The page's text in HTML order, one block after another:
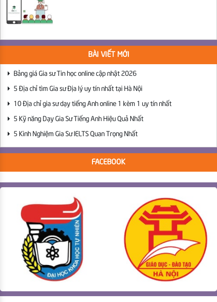
BÀI VIẾT MỚI
Bảng giá Gia sư Tin học online cập nhật 2026
5 Địa chỉ tìm Gia sư Địa lý uy tín nhất tại Hà Nội
10 Địa chỉ gia sư dạy tiếng Anh online 1 kèm 1 uy tín nhất
5 Kỹ năng Dạy Gia Sư Tiếng Anh Hiệu Quả Nhất
5 Kinh Nghiệm Gia Sư IELTS Quan Trọng Nhất
FACEBOOK